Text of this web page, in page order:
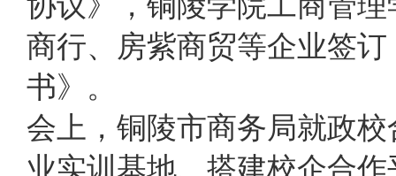
商行、房紫商贸等企业签
书》。
会上，铜陵市商务局就政
业实训基地、搭建校企合